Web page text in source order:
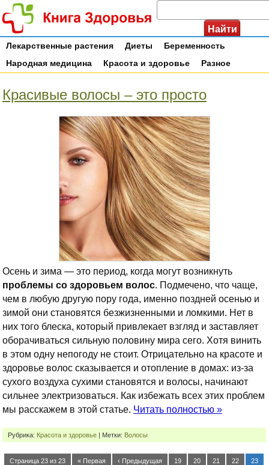
Лекарственные растения Диеты
Беременность
Народная медицина
Красота и здоровье Разное
Красивые волосы – это просто
Осень и зима — это период, когда могут возникнуть
проблемы со здоровьем волос. Подмечено, что чаще,
чем в любую другую пору года, именно поздней осенью и
зимой они становятся безжизненными и ломкими. Нет в
них того блеска, который привлекает взгляд и заставляет
оборачиваться сильную половину мира сего. Хотя винить
в этом одну непогоду не стоит. Отрицательно на красоте и
здоровье волос сказывается и отопление в домах: из-за
сухого воздуха сухими становятся и волосы, начинают
сильнее электризоваться. Как избежать всех этих проблем
мы расскажем в этой статье. Читать полностью »
Рубрика: Красота и здоровье | Метки: Волосы
Страница 23 из 23 « Первая ‹ Предыдущая 19 20 21 22 23